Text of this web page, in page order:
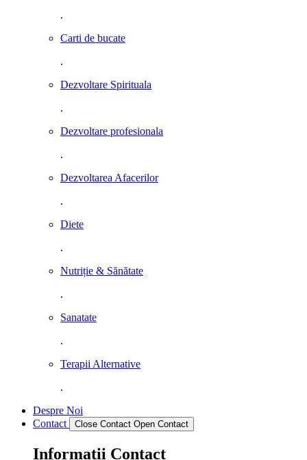
.
Carti de bucate
.
Dezvoltare Spirituala
.
Dezvoltare profesionala
.
Dezvoltarea Afacerilor
.
Diete
.
Nutriție & Sănătate
.
Sanatate
.
Terapii Alternative
.
Despre Noi
Contact
Close Contact Open Contact
Informații Contact